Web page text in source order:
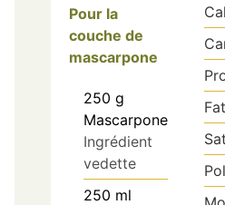
Pour la
couche de
mascarpone
250 g
Mascarpone
Ingrédient
vedette
250 ml